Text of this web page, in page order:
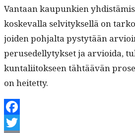
Van­taan kaupunkien
koske­val­la selvi­tyk­sel­lä on
joiden poh­jal­ta pystytään
perusedel­ly­tyk­set ja arvioi­da,
kun­tali­itok­seen tähtäävän
on heitetty.
Facebook